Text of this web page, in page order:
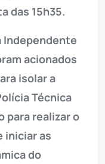
das 15h35.
Independente
acionados
isolar a
Técnica
para realizar o
iniciar as
do